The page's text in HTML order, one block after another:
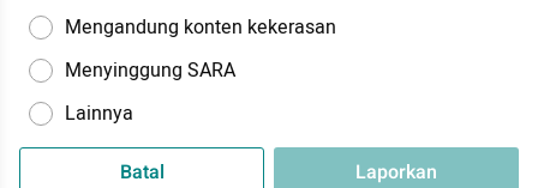
Mengandung konten kekerasan
Menyinggung SARA
Lainnya
Batal Laporkan